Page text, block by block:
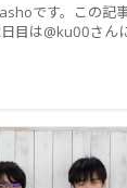
です。この記
目は@ku00さん